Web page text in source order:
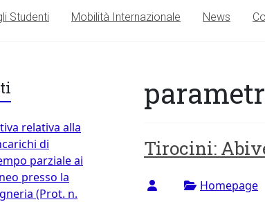
Studenti Mobilità Internazionale News
Tirocini:
Homepage
relativa alla
di
parziale ai
presso la
(Prot. n.